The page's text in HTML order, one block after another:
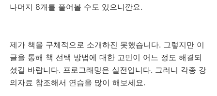
나머지 8개를 풀어볼 수도 있으니깐요.
제가 책을 구체적으로 소개하진 못했습니다. 그렇지만 이
글을 통해 책 선택 방법에 대한 고민이 어느 정도 해결되
셨길 바랍니다. 프로그래밍은 실전입니다. 그러니 각종 강
의자료 참조해서 연습을 많이 해보세요.